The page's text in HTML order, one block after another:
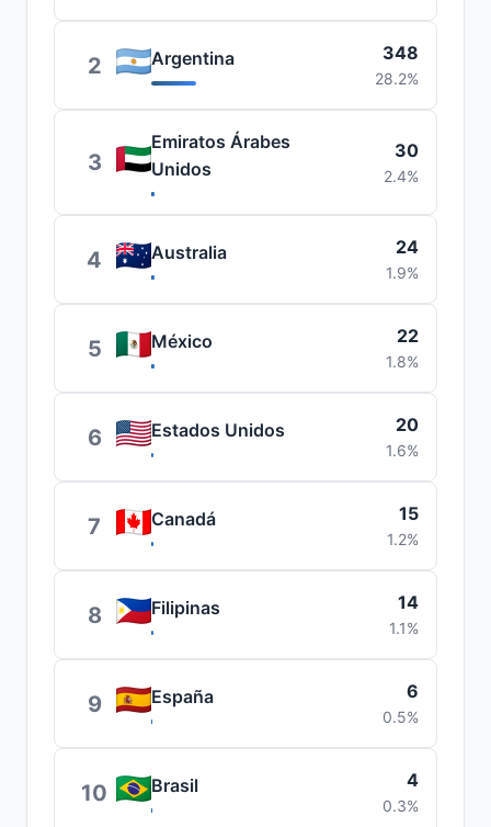
2 Argentina 348
28.2%
3
Emiratos Árabes
Unidos
30
2.4%
4 Australia 24
1.9%
5 México 22
1.8%
6 Estados Unidos 20
1.6%
7 Canadá 15
1.2%
8 Filipinas 14
1.1%
9 España 6
0.5%
10 Brasil 4
0.3%